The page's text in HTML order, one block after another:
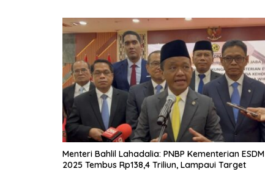
Menteri Bahlil Lahadalia: PNBP Kementerian ESDM
2025 Tembus Rp138,4 Triliun, Lampaui Target